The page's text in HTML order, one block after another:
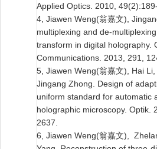
Applied Optics. 2010,
4, Jiawen Weng(翁嘉文),
multiplexing and de-
transform in digital holography.
Communications. 2013, 291,
5, Jiawen Weng(翁嘉文), Hai Li,
Jingang Zhong. Design of
uniform standard for automatic
holographic microscopy. Optik.
2637.
6, Jiawen Weng(翁嘉文),